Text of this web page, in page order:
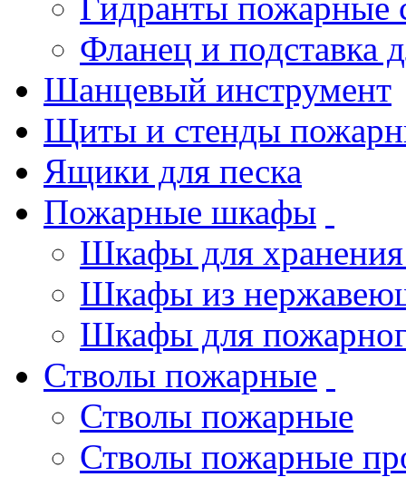
Фланец и подставка
Шанцевый инструмент
Щиты и стенды
Ящики для песка
Пожарные шкафы
Шкафы для хранения
Шкафы из
Шкафы для
Стволы пожарные
Стволы пожарные
Стволы пожарные